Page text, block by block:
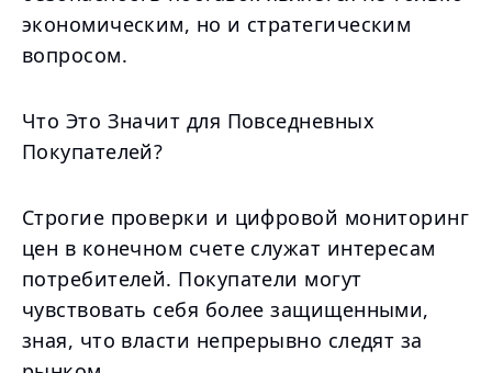
экономическим, но и стратегическим
вопросом.
Что Это Значит для Повседневных
Покупателей?
Строгие проверки и цифровой мониторинг
цен в конечном счете служат интересам
потребителей. Покупатели могут
чувствовать себя более защищенными,
зная, что власти непрерывно следят за